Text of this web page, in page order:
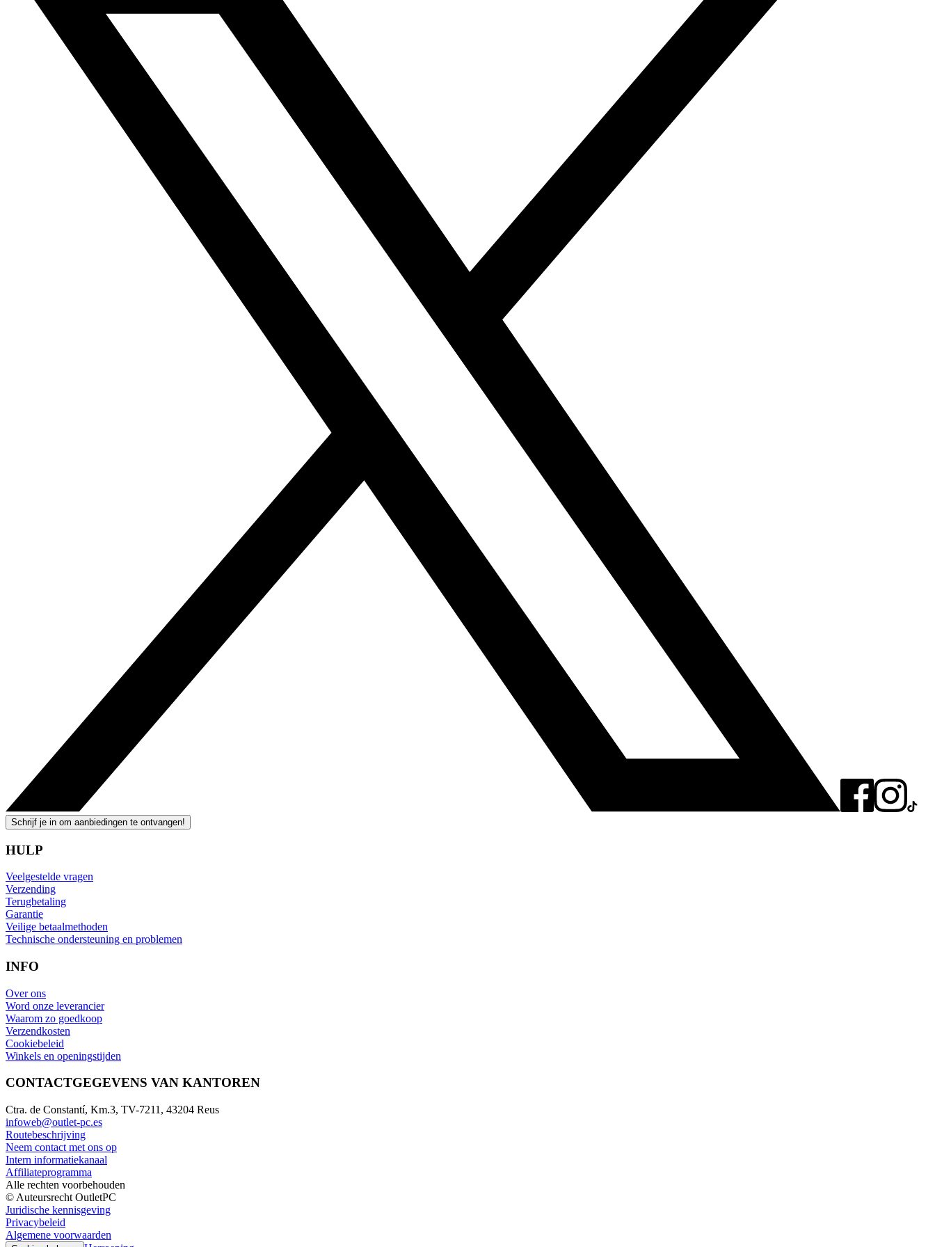
Schrijf je in om aanbiedingen te ontvangen!
HULP
Veelgestelde vragen
Verzending
Terugbetaling
Garantie
Veilige betaalmethoden
Technische ondersteuning en problemen
INFO
Over ons
Word onze leverancier
Waarom zo goedkoop
Verzendkosten
Cookiebeleid
Winkels en openingstijden
CONTACTGEGEVENS VAN KANTOREN
Ctra. de Constantí, Km.3, TV-7211, 43204 Reus
infoweb@outlet-pc.es
Routebeschrijving
Neem contact met ons op
Intern informatiekanaal
Affiliateprogramma
Alle rechten voorbehouden
© Auteursrecht OutletPC
Juridische kennisgeving
Privacybeleid
Algemene voorwaarden